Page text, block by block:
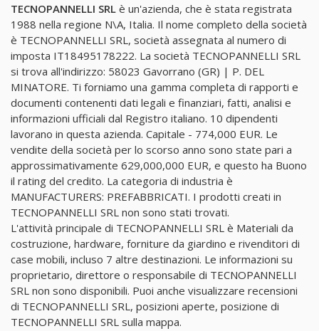
TECNOPANNELLI SRL è un'azienda, che è stata registrata
1988 nella regione N\A, Italia. Il nome completo della società
è TECNOPANNELLI SRL, società assegnata al numero di
imposta IT18495178222. La società TECNOPANNELLI SRL
si trova all'indirizzo: 58023 Gavorrano (GR) | P. DEL
MINATORE. Ti forniamo una gamma completa di rapporti e
documenti contenenti dati legali e finanziari, fatti, analisi e
informazioni ufficiali dal Registro italiano. 10 dipendenti
lavorano in questa azienda. Capitale - 774,000 EUR. Le
vendite della società per lo scorso anno sono state pari a
approssimativamente 629,000,000 EUR, e questo ha Buono
il rating del credito. La categoria di industria è
MANUFACTURERS: PREFABBRICATI. I prodotti creati in
TECNOPANNELLI SRL non sono stati trovati.
L'attività principale di TECNOPANNELLI SRL è Materiali da
costruzione, hardware, forniture da giardino e rivenditori di
case mobili, incluso 7 altre destinazioni. Le informazioni su
proprietario, direttore o responsabile di TECNOPANNELLI
SRL non sono disponibili. Puoi anche visualizzare recensioni
di TECNOPANNELLI SRL, posizioni aperte, posizione di
TECNOPANNELLI SRL sulla mappa.